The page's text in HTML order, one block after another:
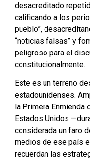
desacreditado
calificando a los
pueblo”,
“noticias falsas” y
peligroso para el
constitucionalmente.
Este es un terreno
estadounidenses.
la Primera Enmienda
Estados Unidos
considerada un faro
medios de ese país
recuerdan las